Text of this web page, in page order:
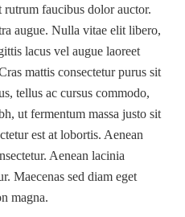
rutrum faucibus dolor auctor.
augue. Nulla vitae elit libero,
lacus vel augue laoreet
mattis consectetur purus sit
tellus ac cursus commodo,
ut fermentum massa justo sit
est at lobortis. Aenean
Aenean lacinia
Maecenas sed diam eget
magna.